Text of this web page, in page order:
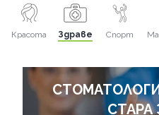
Красота Здраве Спорт
СТАРА